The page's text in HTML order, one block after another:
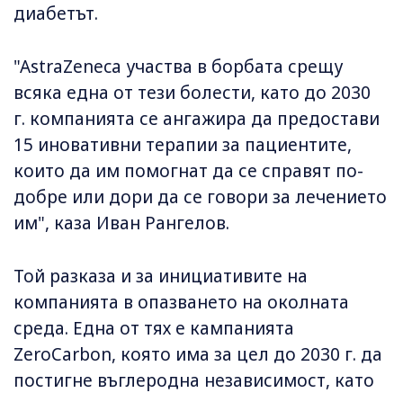
диабетът.
"AstraZeneca участва в борбата срещу
всяка една от тези болести, като до 2030
г. компанията се ангажира да предостави
15 иновативни терапии за пациентите,
които да им помогнат да се справят по-
добре или дори да се говори за лечението
им", каза Иван Рангелов.
Той разказа и за инициативите на
компанията в опазването на околната
среда. Една от тях е кампанията
ZeroCarbon, която има за цел до 2030 г. да
постигне въглеродна независимост, като